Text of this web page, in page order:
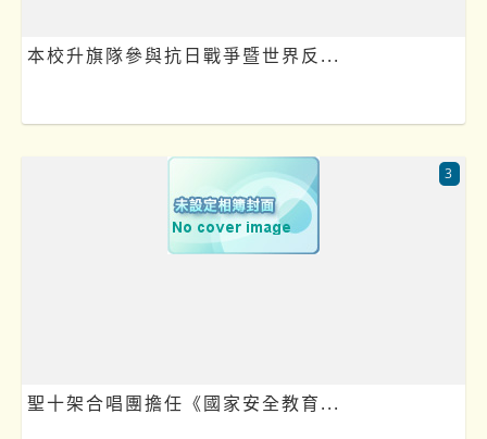
本校升旗隊參與抗日戰爭暨世界反...
聖十架合唱團擔任《國家安全教育...
3